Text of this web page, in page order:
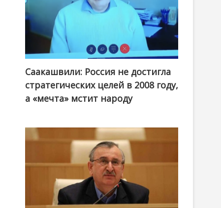
Саакашвили: Россия не достигла
стратегических целей в 2008 году,
а «мечта» мстит народу